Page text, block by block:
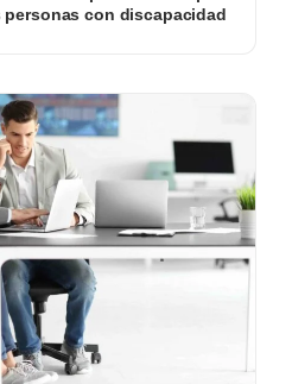
con discapacidad